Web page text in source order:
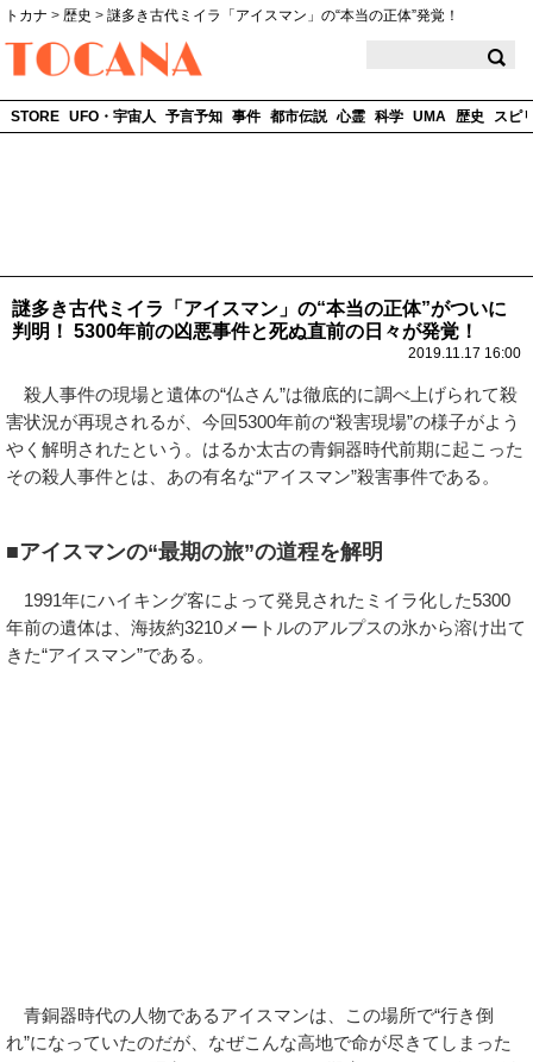
トカナ > 歴史 > 謎多き古代ミイラ「アイスマン」の“本当の正体”発覚！
STORE UFO・宇宙人 予言予知 事件 都市伝説 心霊 科学 UMA 歴史 スピ
謎多き古代ミイラ「アイスマン」の“本当の正体”がついに
判明！ 5300年前の凶悪事件と死ぬ直前の日々が発覚！
2019.11.17 16:00
殺人事件の現場と遺体の“仏さん”は徹底的に調べ上げられて殺
害状況が再現されるが、今回5300年前の“殺害現場”の様子がよう
やく解明されたという。はるか太古の青銅器時代前期に起こった
その殺人事件とは、あの有名な“アイスマン”殺害事件である。
■アイスマンの“最期の旅”の道程を解明
1991年にハイキング客によって発見されたミイラ化した5300
年前の遺体は、海抜約3210メートルのアルプスの氷から溶け出て
きた“アイスマン”である。
青銅器時代の人物であるアイスマンは、この場所で“行き倒
れ”になっていたのだが、なぜこんな高地で命が尽きてしまった